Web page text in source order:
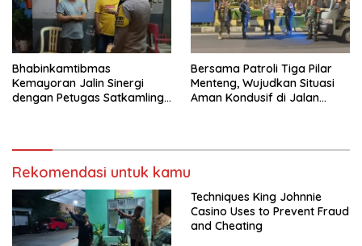
Bhabinkamtibmas
Kemayoran Jalin Sinergi
dengan Petugas Satkamling
Bersama Patroli Tiga Pilar
Menteng, Wujudkan Situasi
Aman Kondusif di Jalan
Rekomendasi untuk kamu
Techniques King Johnnie
Casino Uses to Prevent Fraud
and Cheating